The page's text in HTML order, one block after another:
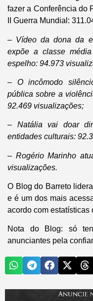
fazer a Conferência do
II Guerra Mundial:
– Vídeo da dona da
expõe a classe
espelho: 94.973
– O incômodo
pública sobre a
92.469 visualizações;
– Natália vai doar
entidades culturais:
– Rogério Marinho
visualizações.
O Blog do Barretolidera
e é um dos mais
acordo com estatísticas
Nota do Blog: só
anunciantes pela